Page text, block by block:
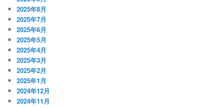
2025年8月
2025年7月
2025年6月
2025年5月
2025年4月
2025年3月
2025年2月
2025年1月
2024年12月
2024年11月